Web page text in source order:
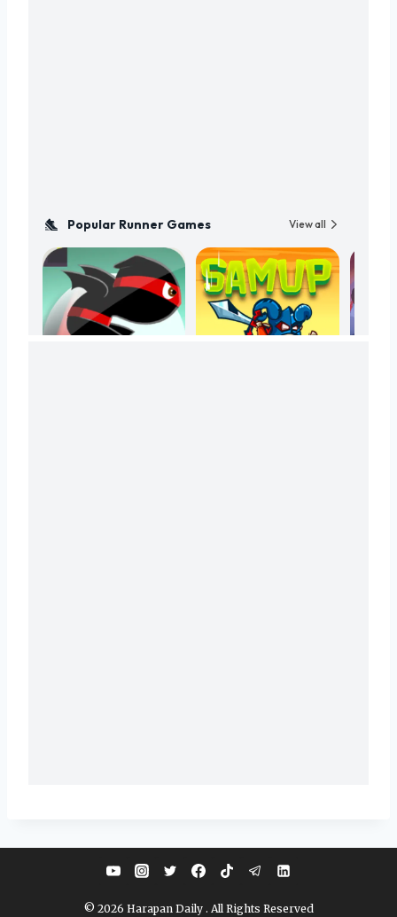
© 2026 Harapan Daily . All Rights Reserved